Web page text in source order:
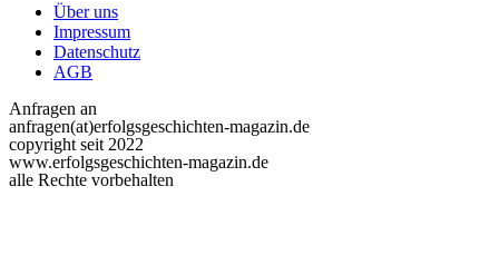
Über uns
Impressum
Datenschutz
AGB
Anfragen an
anfragen(at)erfolgsgeschichten-magazin.de
copyright seit 2022
www.erfolgsgeschichten-magazin.de
alle Rechte vorbehalten